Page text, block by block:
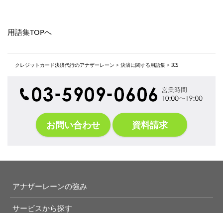
用語集TOPへ
クレジットカード決済代行のアナザーレーン > 決済に関する用語集 > ICS
お問い合わせ 資料請求
アナザーレーンの強み
サービスから探す